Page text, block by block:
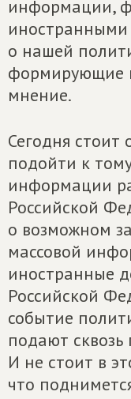
информации,
о нашей
формирующие
мнение.
Сегодня стоит
подойти к
информации
Российской
о возможном
массовой
иностранные
Российской
событие
подают сквозь
И не стоит в
что